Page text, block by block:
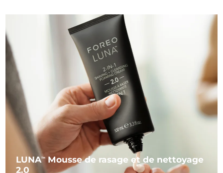
LUNATM
Mousse de rasage et de nettoyage
2.0